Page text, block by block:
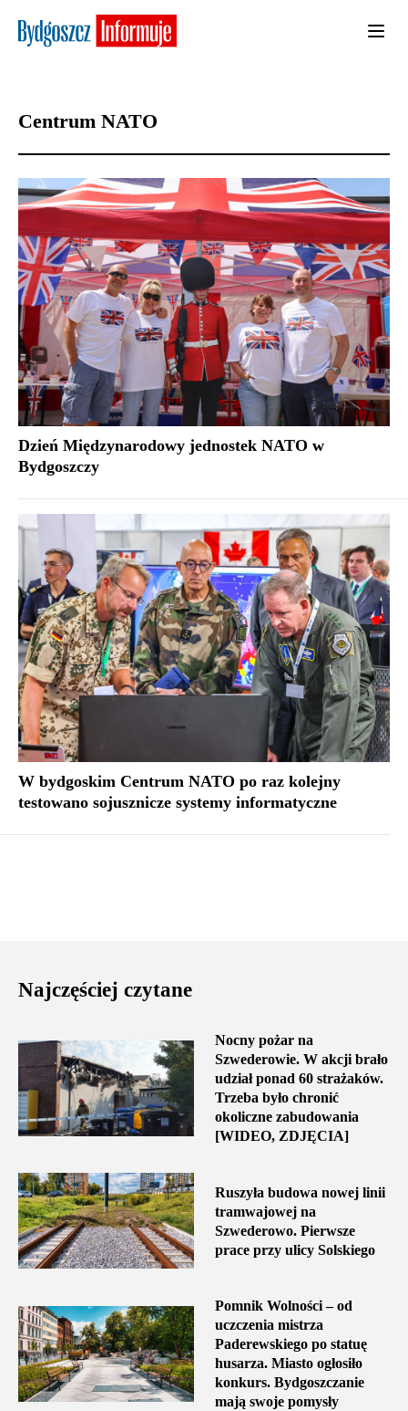
Centrum NATO
Dzień Międzynarodowy jednostek NATO w
Bydgoszczy
W bydgoskim Centrum NATO po raz kolejny
testowano sojusznicze systemy informatyczne
Najczęściej czytane
Nocny pożar na
Szwederowie. W akcji brało
udział ponad 60 strażaków.
Trzeba było chronić
okoliczne zabudowania
[WIDEO, ZDJĘCIA]
Ruszyła budowa nowej linii
tramwajowej na
Szwederowo. Pierwsze
prace przy ulicy Solskiego
Pomnik Wolności – od
uczczenia mistrza
Paderewskiego po statuę
husarza. Miasto ogłosiło
konkurs. Bydgoszczanie
mają swoje pomysły